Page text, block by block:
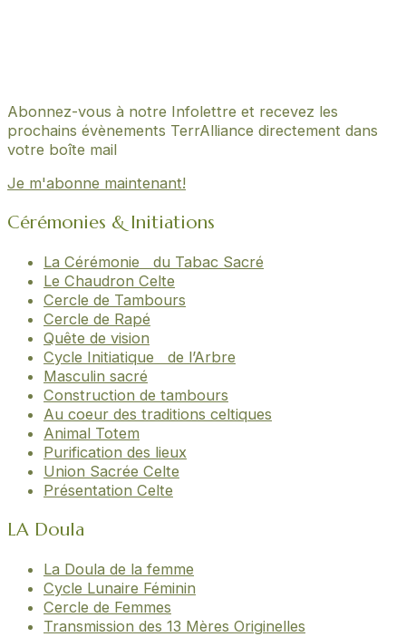
Abonnez-vous à notre Infolettre et recevez les
prochains évènements TerrAlliance directement dans
votre boîte mail
Je m'abonne maintenant!
Cérémonies & Initiations
La Cérémonie du Tabac Sacré
Le Chaudron Celte
Cercle de Tambours
Cercle de Rapé
Quête de vision
Cycle Initiatique de l’Arbre
Masculin sacré
Construction de tambours
Au coeur des traditions celtiques
Animal Totem
Purification des lieux
Union Sacrée Celte
Présentation Celte
LA Doula
La Doula de la femme
Cycle Lunaire Féminin
Cercle de Femmes
Transmission des 13 Mères Originelles